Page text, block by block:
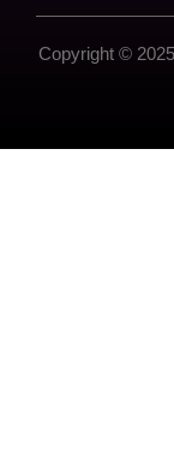
Copyright ©